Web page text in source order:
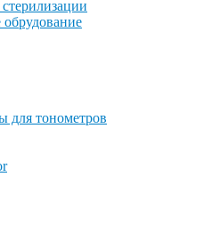
для тонометров